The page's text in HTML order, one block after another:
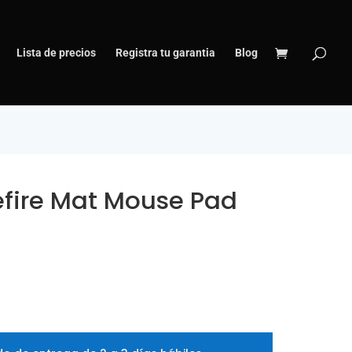
Lista de precios Registra tu garantia Blog
Mat Mouse Pad